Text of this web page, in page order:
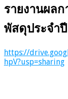
รายงานผล
พัสดุประจํา
https://
hpV?usp=sharing